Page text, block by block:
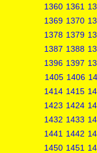
1360 1361
1369 1370
1378 1379
1387 1388
1396 1397
1405 1406
1414 1415
1423 1424
1432 1433
1441 1442
1450 1451